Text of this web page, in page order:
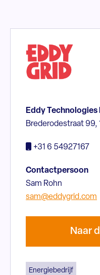
Eddy Technologies
Brederodestraat 99,
+31 6 54927167
Contactpersoon
Sam Rohn
sam@eddygrid.com
Naar
Energiebedrijf